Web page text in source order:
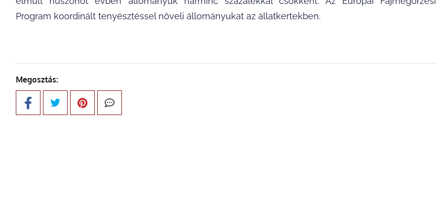
Program koordinált tenyésztéssel növeli állományukat az állatkertekben.
Megosztás: